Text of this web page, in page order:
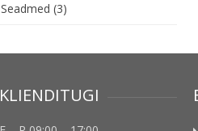
Seadmed (3)
KLIENDITUGI